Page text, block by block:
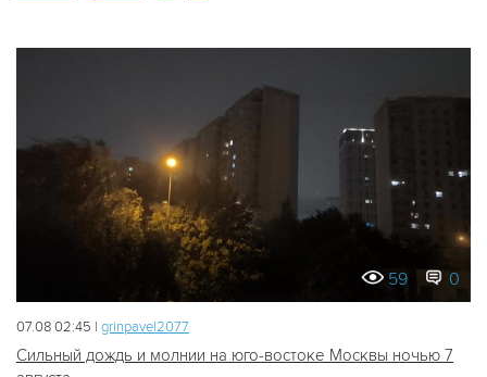
59 0
07.08 02:45 | grinpavel2077
Сильный дождь и молнии на юго-востоке Москвы ночью 7